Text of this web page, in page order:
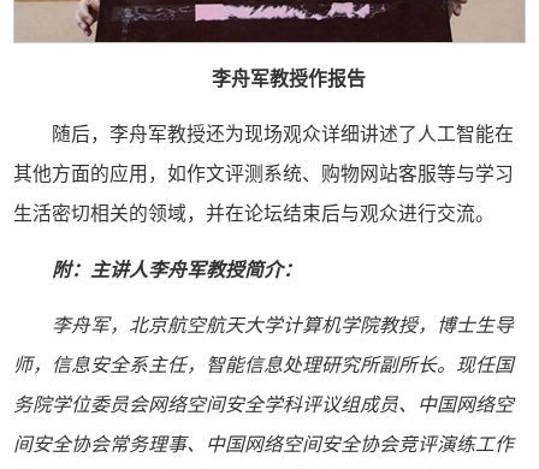
李舟军教授作报告
随后，李舟军教授还为现场观众详细讲述了人工智能在
其他方面的应用，如作文评测系统、购物网站客服等与学习
生活密切相关的领域，并在论坛结束后与观众进行交流。
附：主讲人李舟军教授简介：
李舟军，北京航空航天大学计算机学院教授，博士生导
师，信息安全系主任，智能信息处理研究所副所长。现任国
务院学位委员会网络空间安全学科评议组成员、中国网络空
间安全协会常务理事、中国网络空间安全协会竞评演练工作